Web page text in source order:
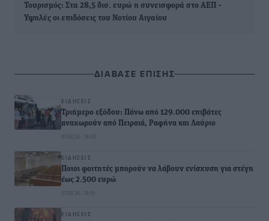
Τουρισμός: Στα 28,5 δισ. ευρώ η συνεισφορά στο ΑΕΠ -
Υψηλές οι επιδόσεις του Νοτίου Αιγαίου
ΔΙΑΒΑΣΕ ΕΠΙΣΗΣ
ΕΙΔΉΣΕΙΣ
Τριήμερο εξόδου: Πάνω από 129.000 επιβάτες
αναχωρούν από Πειραιά, Ραφήνα και Λαύριο
07.08.26 · 18:45
ΕΙΔΉΣΕΙΣ
Ποιοι φοιτητές μπορούν να λάβουν ενίσχυση για στέγη
έως 2.500 ευρώ
07.08.26 · 18:10
ΕΙΔΉΣΕΙΣ